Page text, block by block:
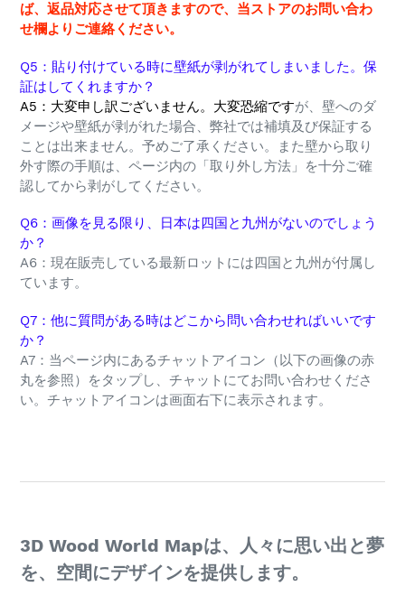
ば、返品対応させて頂きますので、当ストアのお問い合わ
せ欄よりご連絡ください。
Q5：貼り付けている時に壁紙が剥がれてしまいました。保
証はしてくれますか？
A5：大変申し訳ございません。大変恐縮ですが、壁へのダ
メージや壁紙が剥がれた場合、弊社では補填及び保証する
ことは出来ません。予めご了承ください。また壁から取り
外す際の手順は、ページ内の「取り外し方法」を十分ご確
認してから剥がしてください。
Q6：画像を見る限り、日本は四国と九州がないのでしょう
か？
A6：現在販売している最新ロットには四国と九州が付属し
ています。
Q7：他に質問がある時はどこから問い合わせればいいです
か？
A7：当ページ内にあるチャットアイコン（以下の画像の赤
丸を参照）をタップし、チャットにてお問い合わせくださ
い。チャットアイコンは画面右下に表示されます。
3D Wood World Mapは、人々に思い出と夢
を、空間にデザインを提供します。